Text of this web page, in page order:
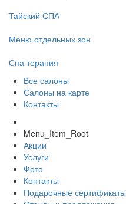
Тайский СПА
Меню отдельных зон
Спа терапия
Все салоны
Салоны на карте
Контакты
Menu_Item_Root
Акции
Услуги
Фото
Контакты
Подарочные сертификаты